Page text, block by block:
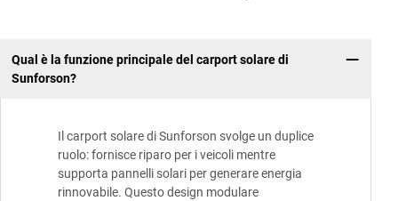
Qual è la funzione principale del carport solare di
Sunforson?
Il carport solare di Sunforson svolge un duplice
ruolo: fornisce riparo per i veicoli mentre
supporta pannelli solari per generare energia
rinnovabile. Questo design modulare